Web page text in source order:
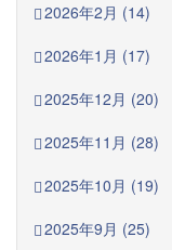
2026年2月 (14)
2026年1月 (17)
2025年12月 (20)
2025年11月 (28)
2025年10月 (19)
2025年9月 (25)